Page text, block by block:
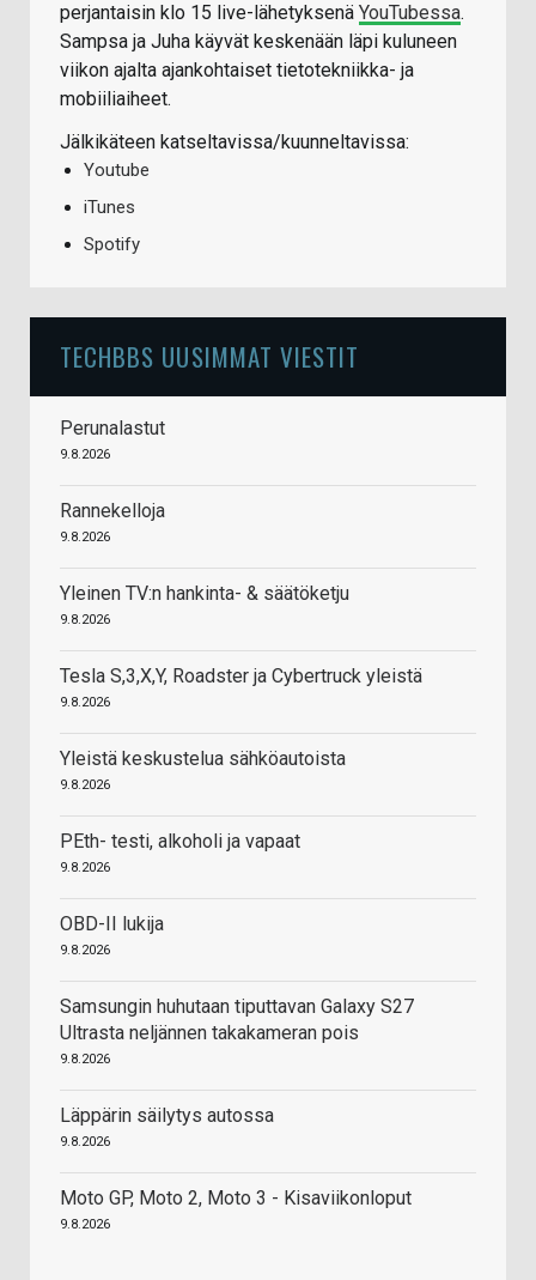
perjantaisin klo 15 live-lähetyksenä YouTubessa.
Sampsa ja Juha käyvät keskenään läpi kuluneen
viikon ajalta ajankohtaiset tietotekniikka- ja
mobiiliaiheet.
Jälkikäteen katseltavissa/kuunneltavissa:
Youtube
iTunes
Spotify
TECHBBS UUSIMMAT VIESTIT
Perunalastut
9.8.2026
Rannekelloja
9.8.2026
Yleinen TV:n hankinta- & säätöketju
9.8.2026
Tesla S,3,X,Y, Roadster ja Cybertruck yleistä
9.8.2026
Yleistä keskustelua sähköautoista
9.8.2026
PEth- testi, alkoholi ja vapaat
9.8.2026
OBD-II lukija
9.8.2026
Samsungin huhutaan tiputtavan Galaxy S27
Ultrasta neljännen takakameran pois
9.8.2026
Läppärin säilytys autossa
9.8.2026
Moto GP, Moto 2, Moto 3 - Kisaviikonloput
9.8.2026